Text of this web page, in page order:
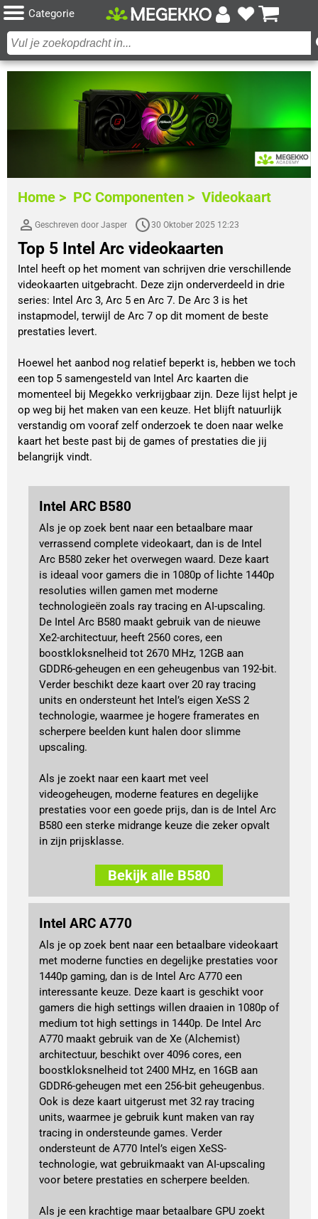
Categorie
Home > PC Componenten > Videokaart
Geschreven door Jasper 30 Oktober 2025 12:23
Top 5 Intel Arc videokaarten
Intel heeft op het moment van schrijven drie verschillende
videokaarten uitgebracht. Deze zijn onderverdeeld in drie
series: Intel Arc 3, Arc 5 en Arc 7. De Arc 3 is het
instapmodel, terwijl de Arc 7 op dit moment de beste
prestaties levert.
Hoewel het aanbod nog relatief beperkt is, hebben we toch
een top 5 samengesteld van Intel Arc kaarten die
momenteel bij Megekko verkrijgbaar zijn. Deze lijst helpt je
op weg bij het maken van een keuze. Het blijft natuurlijk
verstandig om vooraf zelf onderzoek te doen naar welke
kaart het beste past bij de games of prestaties die jij
belangrijk vindt.
Intel ARC B580
Als je op zoek bent naar een betaalbare maar
verrassend complete videokaart, dan is de Intel
Arc B580 zeker het overwegen waard. Deze kaart
is ideaal voor gamers die in 1080p of lichte 1440p
resoluties willen gamen met moderne
technologieën zoals ray tracing en AI-upscaling.
De Intel Arc B580 maakt gebruik van de nieuwe
Xe2-architectuur, heeft 2560 cores, een
boostkloksnelheid tot 2670 MHz, 12GB aan
GDDR6-geheugen en een geheugenbus van 192-bit.
Verder beschikt deze kaart over 20 ray tracing
units en ondersteunt het Intel’s eigen XeSS 2
technologie, waarmee je hogere framerates en
scherpere beelden kunt halen door slimme
upscaling.
Als je zoekt naar een kaart met veel
videogeheugen, moderne features en degelijke
prestaties voor een goede prijs, dan is de Intel Arc
B580 een sterke midrange keuze die zeker opvalt
in zijn prijsklasse.
Bekijk alle B580
Intel ARC A770
Als je op zoek bent naar een betaalbare videokaart
met moderne functies en degelijke prestaties voor
1440p gaming, dan is de Intel Arc A770 een
interessante keuze. Deze kaart is geschikt voor
gamers die high settings willen draaien in 1080p of
medium tot high settings in 1440p. De Intel Arc
A770 maakt gebruik van de Xe (Alchemist)
architectuur, beschikt over 4096 cores, een
boostkloksnelheid tot 2400 MHz, en 16GB aan
GDDR6-geheugen met een 256-bit geheugenbus.
Ook is deze kaart uitgerust met 32 ray tracing
units, waarmee je gebruik kunt maken van ray
tracing in ondersteunde games. Verder
ondersteunt de A770 Intel’s eigen XeSS-
technologie, wat gebruikmaakt van AI-upscaling
voor betere prestaties en scherpere beelden.
Als je een krachtige maar betaalbare GPU zoekt